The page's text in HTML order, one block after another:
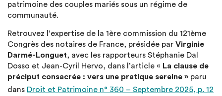
patrimoine des couples mariés sous un régime de
communauté.
Retrouvez l’expertise de la 1ère commission du 121ème
Congrès des notaires de France, présidée par Virginie
Darmé-Longuet, avec les rapporteurs Stéphanie Dal
Dosso et Jean-Cyril Hervo, dans l’article « La clause de
préciput consacrée : vers une pratique sereine » paru
dans Droit et Patrimoine n° 360 – Septembre 2025, p. 12